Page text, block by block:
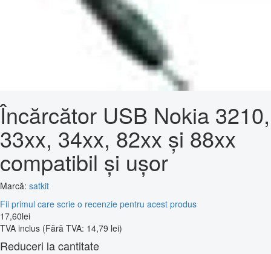
Încărcător USB Nokia 3210,
33xx, 34xx, 82xx și 88xx
compatibil și ușor
Marcă: satkit
Fii primul care scrie o recenzie pentru acest produs
17,60lei
TVA inclus (Fără TVA: 14,79 lei)
Reduceri la cantitate